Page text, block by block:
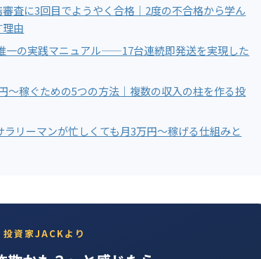
審査に3回目でようやく合格｜2度の不合格から学ん
由
一の実践マニュアル——17台連続即発送を実現した
〜稼ぐための5つの方法｜複数の収入の柱を作る投
リーマンが忙しくても月3万円〜稼げる仕組みと
投資家JACKより